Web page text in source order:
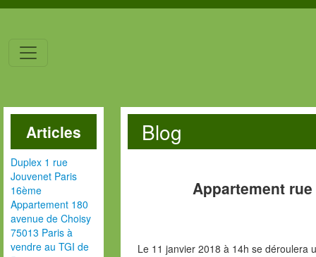
Articles
Duplex 1 rue
Jouvenet Paris
16ème
Appartement 180
avenue de Choisy
75013 Paris à
vendre au TGI de
Blog
Appartement
Le 11 janvier 2018 à 14h se déroulera